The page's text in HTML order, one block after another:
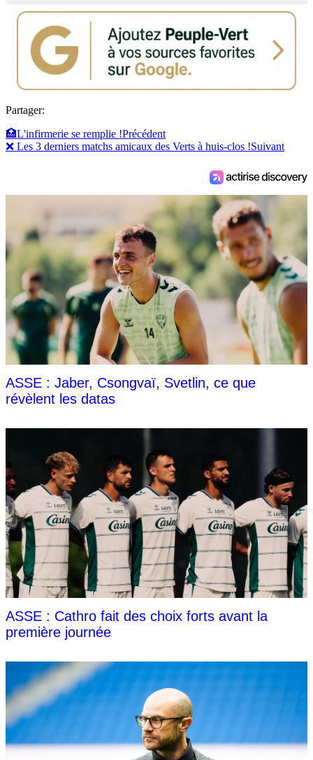
Partager:
🏥L'infirmerie se remplie !Précédent
❌ Les 3 derniers matchs amicaux des Verts à huis-clos !Suivant
ASSE : Jaber, Csongvaï, Svetlin, ce que
révèlent les datas
ASSE : Cathro fait des choix forts avant la
première journée